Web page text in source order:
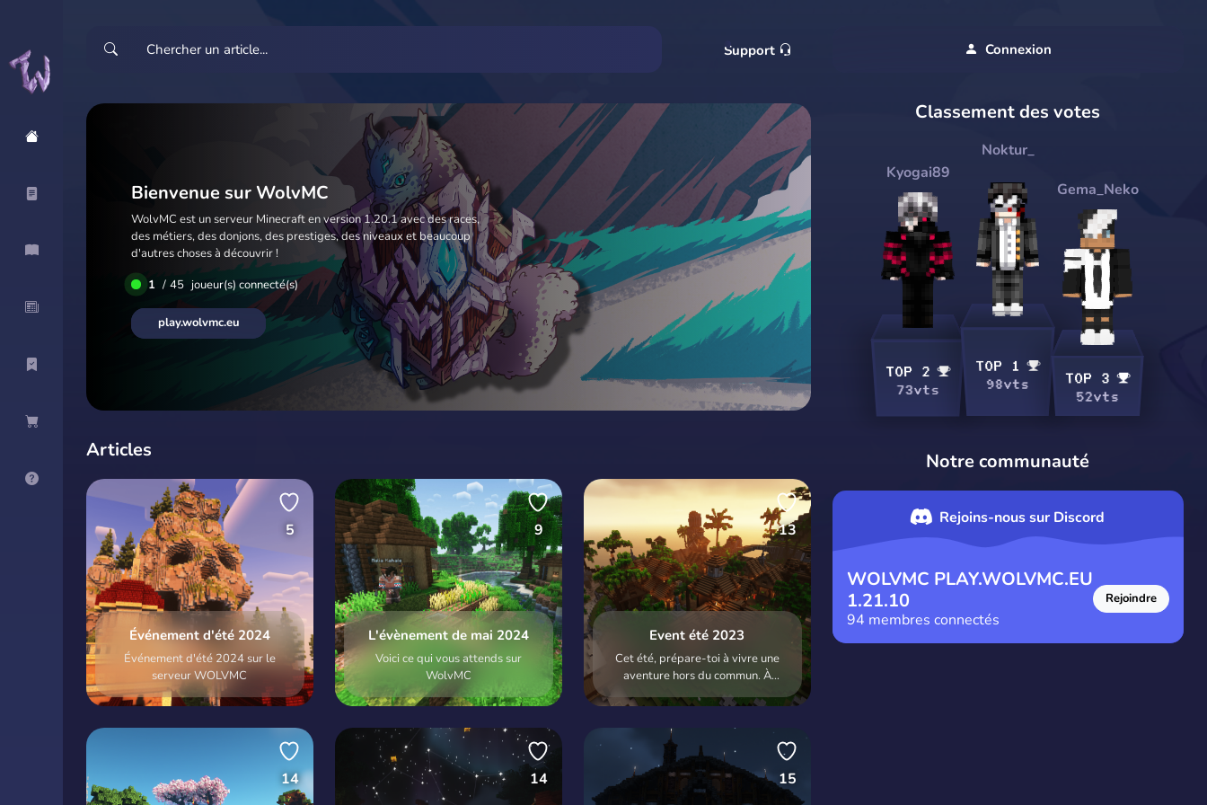
Support
Bienvenue sur WolvMC
WolvMC est un serveur Minecraft en version 1.20.1 avec des races,
des métiers, des donjons, des prestiges, des niveaux et beaucoup
d'autres choses à découvrir !
1 / 45 joueur(s) connecté(s)
play.wolvmc.eu
Articles
5
Événement d'été 2024
Événement d'été 2024 sur le
serveur WOLVMC
9
L'évènement de mai 2024
Voici ce qui vous attends sur
WolvMC
13
Event été 2023
Cet été, prépare-toi à vivre une
aventure hors du commun. À
14 14 15
Connexion
Classement des votes
Kyogai89
TOP 2
73vts
Noktur_
TOP 1
98vts
Gema_Neko
TOP 3
52vts
Notre communauté
Rejoins-nous sur Discord
WOLVMC PLAY.WOLVMC.EU
1.21.10
94 membres connectés
Rejoindre